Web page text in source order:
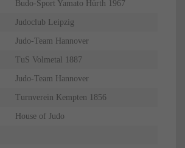
Budo-Sport Yamato Hürth 1967
Judoclub Leipzig
Judo-Team Hannover
TuS Volmetal 1887
Judo-Team Hannover
Turnverein Kempten 1856
House of Judo